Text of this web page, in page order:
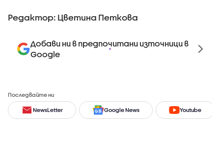
Редактор: Цветина Петкова
Добави ни в предпочитани източници в
Google
Последвайте ни
NewsLetter Google News Youtube